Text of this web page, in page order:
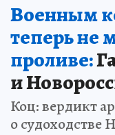
Военным
теперь не
проливе:
и
Коц: вердикт
о судоходстве